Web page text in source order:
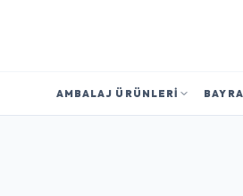
AMBALAJ ÜRÜNLERI